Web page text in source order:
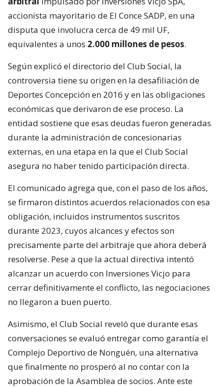
accionista mayoritario de El Conce SADP, en una
disputa que involucra cerca de 49 mil UF,
equivalentes a unos 2.000 millones de pesos.
Según explicó el directorio del Club Social, la
controversia tiene su origen en la desafiliación de
Deportes Concepción en 2016 y en las obligaciones
económicas que derivaron de ese proceso. La
entidad sostiene que esas deudas fueron generadas
durante la administración de concesionarias
externas, en una etapa en la que el Club Social
asegura no haber tenido participación directa.
El comunicado agrega que, con el paso de los años,
se firmaron distintos acuerdos relacionados con esa
obligación, incluidos instrumentos suscritos
durante 2023, cuyos alcances y efectos son
precisamente parte del arbitraje que ahora deberá
resolverse. Pese a que la actual directiva intentó
alcanzar un acuerdo con Inversiones Vicjo para
cerrar definitivamente el conflicto, las negociaciones
no llegaron a buen puerto.
Asimismo, el Club Social reveló que durante esas
conversaciones se evaluó entregar como garantía el
Complejo Deportivo de Nonguén, una alternativa
que finalmente no prosperó al no contar con la
aprobación de la Asamblea de socios. Ante este